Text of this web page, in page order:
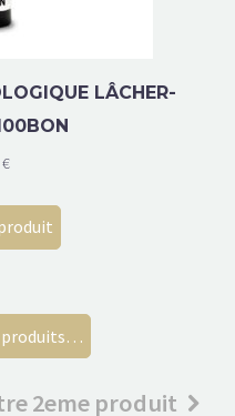
LÂCHER-
€
produits…
2eme produit